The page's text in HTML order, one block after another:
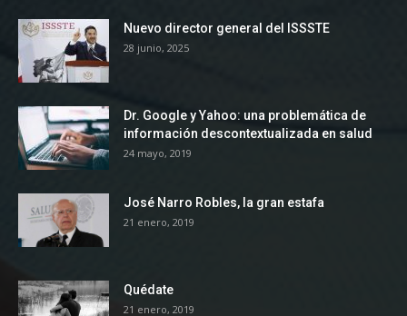
Nuevo director general del ISSSTE
28 junio, 2025
Dr. Google y Yahoo: una problemática de
información descontextualizada en salud
24 mayo, 2019
José Narro Robles, la gran estafa
21 enero, 2019
Quédate
21 enero, 2019